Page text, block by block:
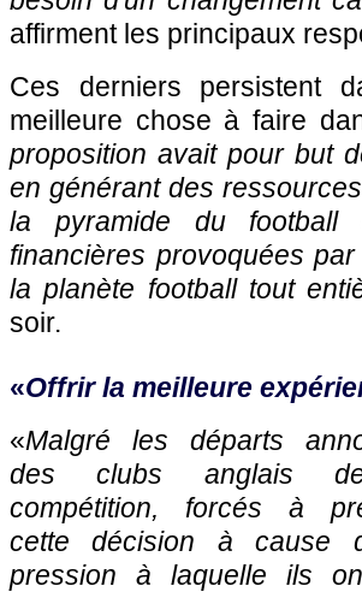
affirment les principaux
Ces derniers persistent
meilleure chose à faire
proposition avait pour but
en générant des
la pyramide du football
financières provoquées
la planète football tout
soir.
«Offrir la meilleure
«Malgré les départs
des clubs anglais
compétition, forcés à
cette décision à cause
pression à laquelle ils